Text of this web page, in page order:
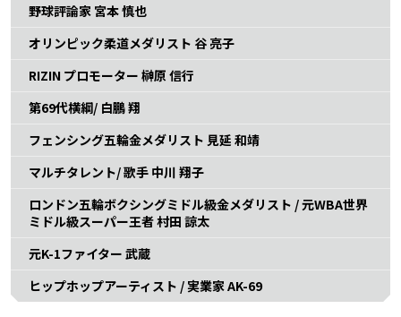
野球評論家 宮本 慎也
オリンピック柔道メダリスト 谷 亮子
RIZIN プロモーター 榊原 信行
第69代横綱/ 白鵬 翔
フェンシング五輪金メダリスト 見延 和靖
マルチタレント/ 歌手 中川 翔子
ロンドン五輪ボクシングミドル級金メダリスト / 元WBA世界
ミドル級スーパー王者 村田 諒太
元K-1ファイター 武蔵
ヒップホップアーティスト / 実業家 AK-69